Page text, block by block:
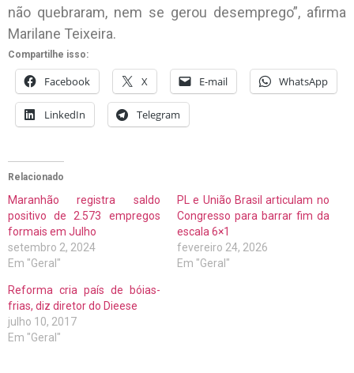
não quebraram, nem se gerou desemprego”, afirma
Marilane Teixeira.
Compartilhe isso:
Facebook X E-mail WhatsApp
LinkedIn Telegram
Relacionado
Maranhão registra saldo
positivo de 2.573 empregos
formais em Julho
setembro 2, 2024
Em "Geral"
PL e União Brasil articulam no
Congresso para barrar fim da
escala 6×1
fevereiro 24, 2026
Em "Geral"
Reforma cria país de bóias-
frias, diz diretor do Dieese
julho 10, 2017
Em "Geral"